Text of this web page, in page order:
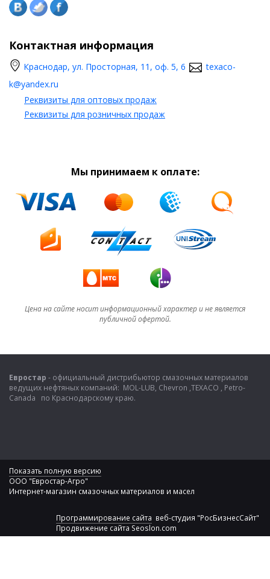
Контактная информация
Краснодар, ул. Просторная, 11, оф. 5, 6
texaco-
k@yandex.ru
Реквизиты для оптовых продаж
Реквизиты для розничных продаж
Мы принимаем к оплате:
Цена на сайте носит информационный характер и не является
публичной офертой.
Евростар - официальный дистрибьютор смазочных материалов
ведущих нефтяных компаний: MOL-LUB, Chevron ,TEXACO , Petro-
Canada по Краснодарскому краю.
Показать полную версию
ООО "Евростар-Агро"
Интернет-магазин смазочных материалов и масел
Программирование сайта веб-студия "РосБизнесСайт"
Продвижение сайта Seoslon.com